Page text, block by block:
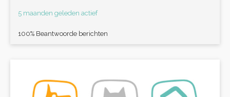
5 maanden geleden actief
100% Beantwoorde berichten